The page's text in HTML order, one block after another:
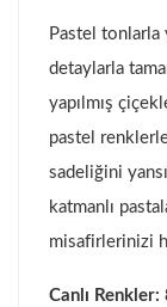
Pastel tonlarla
detaylarla
yapılmış
pastel
sadeliğini
katmanlı
misafirlerinizi
Canlı Renkler: